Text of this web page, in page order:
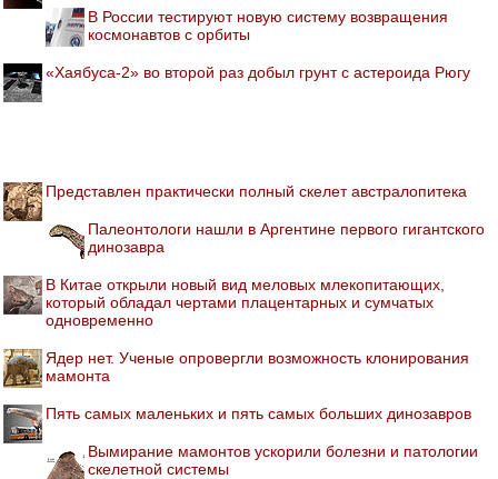
В России тестируют новую систему возвращения
космонавтов с орбиты
«Хаябуса-2» во второй раз добыл грунт с астероида Рюгу
Представлен практически полный скелет австралопитека
Палеонтологи нашли в Аргентине первого гигантского
динозавра
В Китае открыли новый вид меловых млекопитающих,
который обладал чертами плацентарных и сумчатых
одновременно
Ядер нет. Ученые опровергли возможность клонирования
мамонта
Пять самых маленьких и пять самых больших динозавров
Вымирание мамонтов ускорили болезни и патологии
скелетной системы